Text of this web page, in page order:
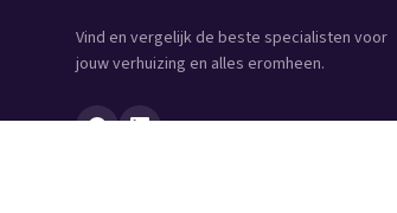
Vind en vergelijk de beste specialisten voor
jouw verhuizing en alles eromheen.